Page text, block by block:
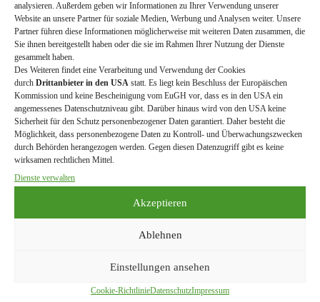
analysieren. Außerdem geben wir Informationen zu Ihrer Verwendung unserer
Website an unsere Partner für soziale Medien, Werbung und Analysen weiter. Unsere
Partner führen diese Informationen möglicherweise mit weiteren Daten zusammen, die
Sie ihnen bereitgestellt haben oder die sie im Rahmen Ihrer Nutzung der Dienste
gesammelt haben.
Des Weiteren findet eine Verarbeitung und Verwendung der Cookies
durch Drittanbieter in den USA statt. Es liegt kein Beschluss der Europäischen
Kommission und keine Bescheinigung vom EuGH vor, dass es in den USA ein
angemessenes Datenschutzniveau gibt. Darüber hinaus wird von den USA keine
Sicherheit für den Schutz personenbezogener Daten garantiert. Daher besteht die
Möglichkeit, dass personenbezogene Daten zu Kontroll- und Überwachungszwecken
durch Behörden herangezogen werden. Gegen diesen Datenzugriff gibt es keine
wirksamen rechtlichen Mittel.
Dienste verwalten
Akzeptieren
Ablehnen
Einstellungen ansehen
Cookie-RichtlinieDatenschutzImpressum
(4)
Schulworkshop (6) Schwalben (11) Stammtisch (3)
stopp littering
Trockenrasenpflege
Vogelrunde (4) Volksschule (7) Vortrag (6) Vögel
Windschutzgürtelaktion (10) Wolf (3)
FUER News beziehen
und Wissenswertem rund um Natur & Umwelt in und um
Königstetten.